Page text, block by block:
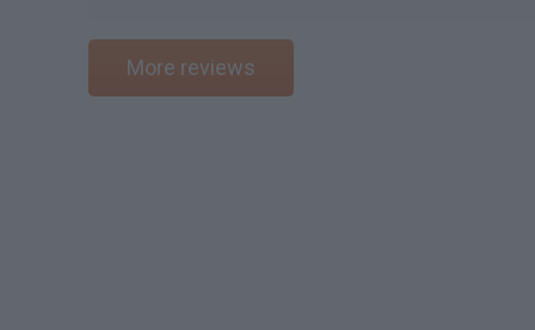
More reviews